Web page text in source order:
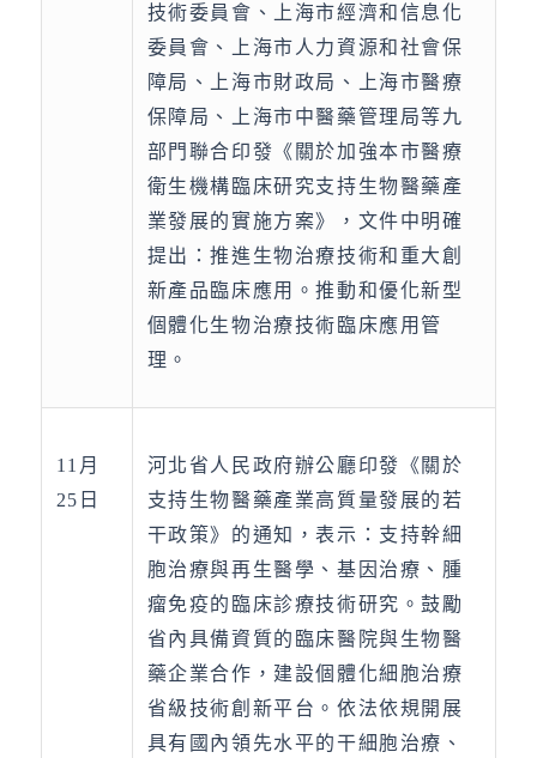
技術委員會、上海市經濟和信息化
委員會、上海市人力資源和社會保
障局、上海市財政局、上海市醫療
保障局、上海市中醫藥管理局等九
部門聯合印發《關於加強本市醫療
衛生機構臨床研究支持生物醫藥產
業發展的實施方案》，文件中明確
提出：推進生物治療技術和重大創
新產品臨床應用。推動和優化新型
個體化生物治療技術臨床應用管
理。
11月
25日
河北省人民政府辦公廳印發《關於
支持生物醫藥產業高質量發展的若
干政策》的通知，表示：支持幹細
胞治療與再生醫學、基因治療、腫
瘤免疫的臨床診療技術研究。鼓勵
省內具備資質的臨床醫院與生物醫
藥企業合作，建設個體化細胞治療
省級技術創新平台。依法依規開展
具有國內領先水平的干細胞治療、